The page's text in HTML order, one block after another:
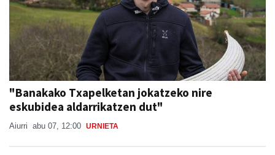
"Banakako Txapelketan jokatzeko nire
eskubidea aldarrikatzen dut"
Aiurri abu 07, 12:00 URNIETA